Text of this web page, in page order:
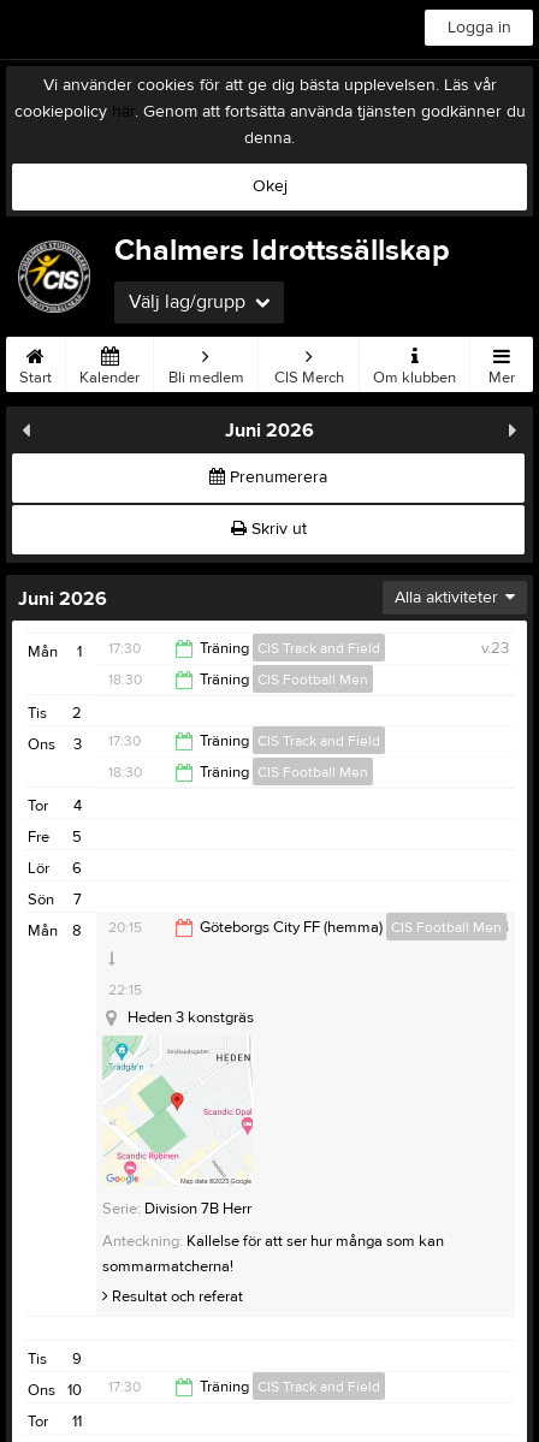
Logga in
Vi använder cookies för att ge dig bästa upplevelsen. Läs vår
cookiepolicy här. Genom att fortsätta använda tjänsten godkänner du
denna.
Okej
Chalmers Idrottssällskap
Välj lag/grupp
Start Kalender Bli medlem CIS Merch Om klubben Mer
Juni 2026
Prenumerera
Skriv ut
Juni 2026 Alla aktiviteter
1
Mån v.23
17:30 Träning CIS Track and Field
18:30 Träning CIS Football Men
20:00
2
Tis
3
Ons 17:30 Träning CIS Track and Field
18:30 Träning CIS Football Men
4
Tor
5
Fre
6
Lör
7
Sön
8
Mån v.24
20:15 Göteborgs City FF (hemma) CIS Football Men
22:15
Heden 3 konstgräs
Serie: Division 7B Herr
Anteckning: Kallelse för att ser hur många som kan
sommarmatcherna!
Resultat och referat
9
Tis
10
Ons 17:30 Träning CIS Track and Field
11
Tor